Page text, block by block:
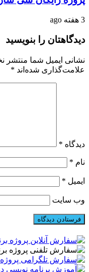
3 هفته ago
دیدگاهتان را بنویسید
نشانی ایمیل شما منتشر
علامت‌گذاری شده‌اند *
دیدگاه *
نام *
ایمیل *
وب‌ سایت